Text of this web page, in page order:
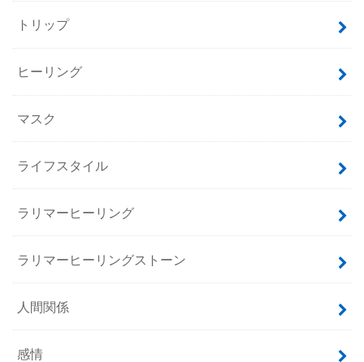
トリップ
ヒーリング
マスク
ライフスタイル
ラリマーヒーリング
ラリマーヒーリングストーン
人間関係
感情